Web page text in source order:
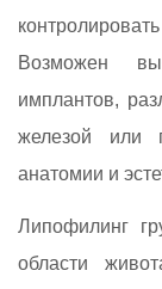
Возможен
имплантов,
железой
анатомии и
Липофилинг
области